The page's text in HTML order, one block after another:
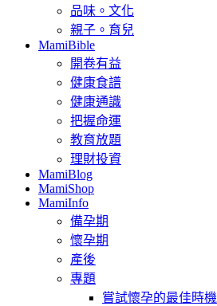
品味。文化
親子。育兒
MamiBible
開卷有益
健康食譜
健康通識
把握命運
教育放題
理財投資
MamiBlog
MamiShop
MamiInfo
備孕期
懷孕期
產後
專題
嘗試懷孕的最佳時機